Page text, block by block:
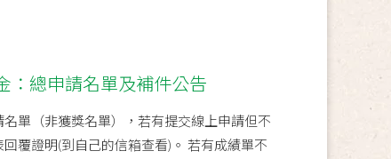
：總申請名單及補件公告
單（非獲獎名單），若有提交線上申請但不
覆證明(到自己的信箱查看)。 若有成績單不